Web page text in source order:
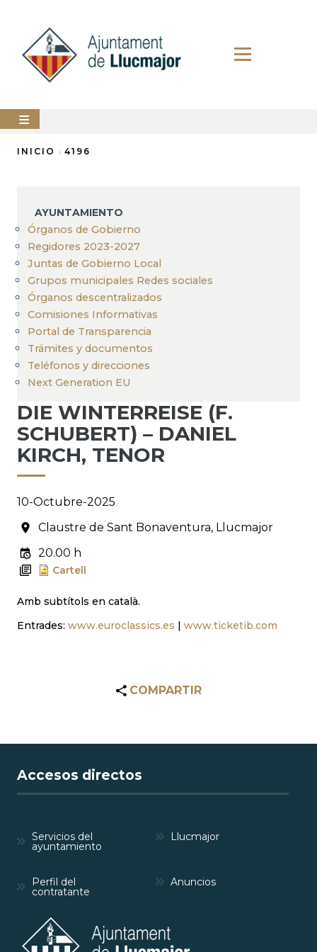
contenido
principal
AYUNTAMIENTO
SERVICIOS
MUNICIPALES
PERFIL
DEL
CONTRATANTE
ANUNCIOS
de
ayuda
a
la
navegación
INICIO 4196
AYUNTAMIENTO
Órganos de Gobierno
Regidores 2023-2027
Juntas de Gobierno Local
Grupos municipales Redes sociales
Órganos descentralizados
Comisiones Informativas
Portal de Transparencia
Trámites y documentos
Teléfonos y direcciones
Next Generation EU
DIE WINTERREISE (F.
SCHUBERT) – DANIEL
KIRCH, TENOR
10-Octubre-2025
Claustre de Sant Bonaventura, Llucmajor
20.00 h
Cartell
Amb subtítols en català.
Entrades: www.euroclassics.es | www.ticketib.com
COMPARTIR
Accesos directos
Servicios del
ayuntamiento
Llucmajor
Perfil del
contratante
Anuncios